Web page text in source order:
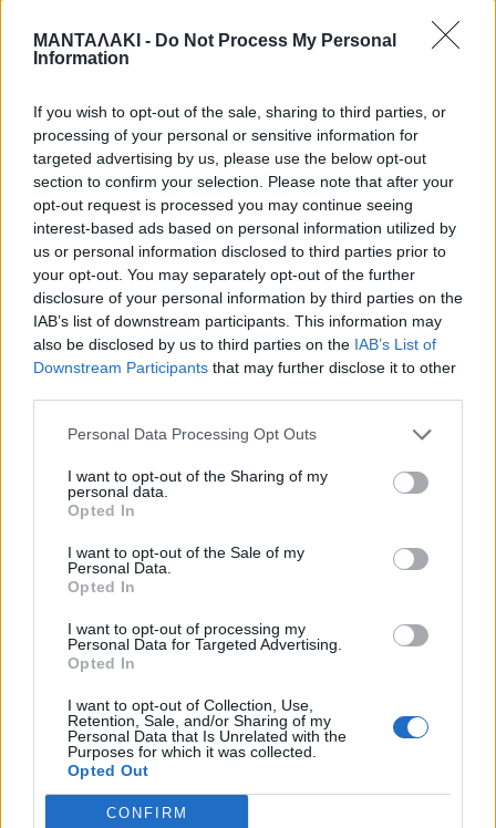
ΜΑΝΤΑΛΑΚΙ - Do Not Process My Personal
Information
If you wish to opt-out of the sale, sharing to third parties, or
processing of your personal or sensitive information for
targeted advertising by us, please use the below opt-out
section to confirm your selection. Please note that after your
opt-out request is processed you may continue seeing
interest-based ads based on personal information utilized by
us or personal information disclosed to third parties prior to
your opt-out. You may separately opt-out of the further
disclosure of your personal information by third parties on the
IAB’s list of downstream participants. This information may
also be disclosed by us to third parties on the IAB’s List of
Downstream Participants that may further disclose it to other
Personal Data Processing Opt Outs
I want to opt-out of the Sharing of my
personal data.
Opted In
I want to opt-out of the Sale of my
Personal Data.
Opted In
I want to opt-out of processing my
Personal Data for Targeted Advertising.
Opted In
I want to opt-out of Collection, Use,
Retention, Sale, and/or Sharing of my
Personal Data that Is Unrelated with the
Purposes for which it was collected.
Opted Out
CONFIRM
Η σορός της Αναστάζια βρέθηκε χωρίς
σκουπιδιών ενώ ο δολοφόνος είχε
φροντίσει να την καλύψει με κλαδιά
και με ένα σεντόνι που εξετάζεται αν
ανήκει στον Μπαγκλεντισιανό.
Σοκαριστική δε ήταν η μαρτυρία
δημοσιογράφου της Κω, στο κεντρικό
δελτίο ειδήσεων του Open, για τη
μητέρα του άτυχου κοριτσιού. Η
μητέρα της που συμμετείχε από την
εντοπισμού της έσκαβε με τα ίδια της
τα χέρια το χώμα για να βρει το παιδί
Δείτε το βίντεο με τη συγκλονιστική
μαρτυρία: